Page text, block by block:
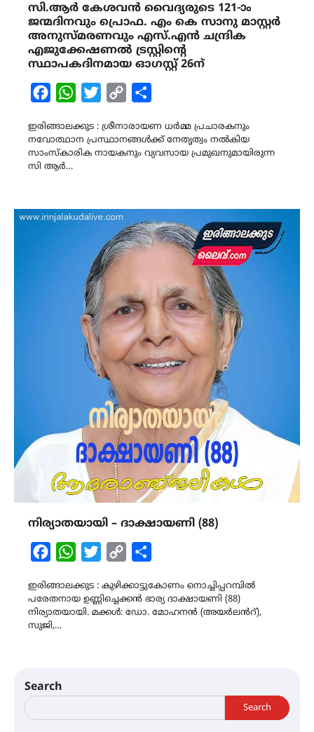
സി.ആർ കേശവൻ വൈദ്യരുടെ 121-ാം
ജന്മദിനവും പ്രൊഫ. എം കെ സാനു മാസ്റ്റർ
അനുസ്മരണവും എസ്.എൻ ചന്ദ്രിക
എജുക്കേഷണൽ ട്രസ്റ്റിന്റെ
സ്ഥാപകദിനമായ ഓഗസ്റ്റ് 26ന്
FacebookWhatsAppTwitterCopy
ഇരിങ്ങാലക്കുട : ശ്രീനാരായണ ധർമ്മ പ്രചാരകനും
നവോത്ഥാന പ്രസ്ഥാനങ്ങൾക്ക് നേതൃത്വം നൽകിയ
സാംസ്കാരിക നായകനും വ്യവസായ പ്രമുഖനുമായിരുന്ന
സി ആർ…
നിര്യാതയായി – ദാക്ഷായണി (88)
FacebookWhatsAppTwitterCopy
ഇരിങ്ങാലക്കുട : കുഴിക്കാട്ടുകോണം നൊച്ചിപ്പറമ്പിൽ
പരേതനായ ഉണ്ണിച്ചെക്കൻ ഭാര്യ ദാക്ഷായണി (88)
നിര്യാതയായി. മക്കൾ: ഡോ. മോഹനൻ (അയർലൻറ്),
സുജി,…
Search
Search